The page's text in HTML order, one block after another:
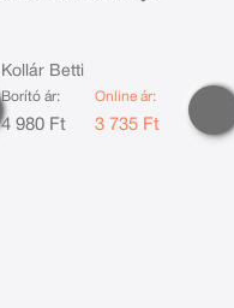
Kollár Betti
Borító ár:
4 980 Ft
Online ár:
3 735 Ft